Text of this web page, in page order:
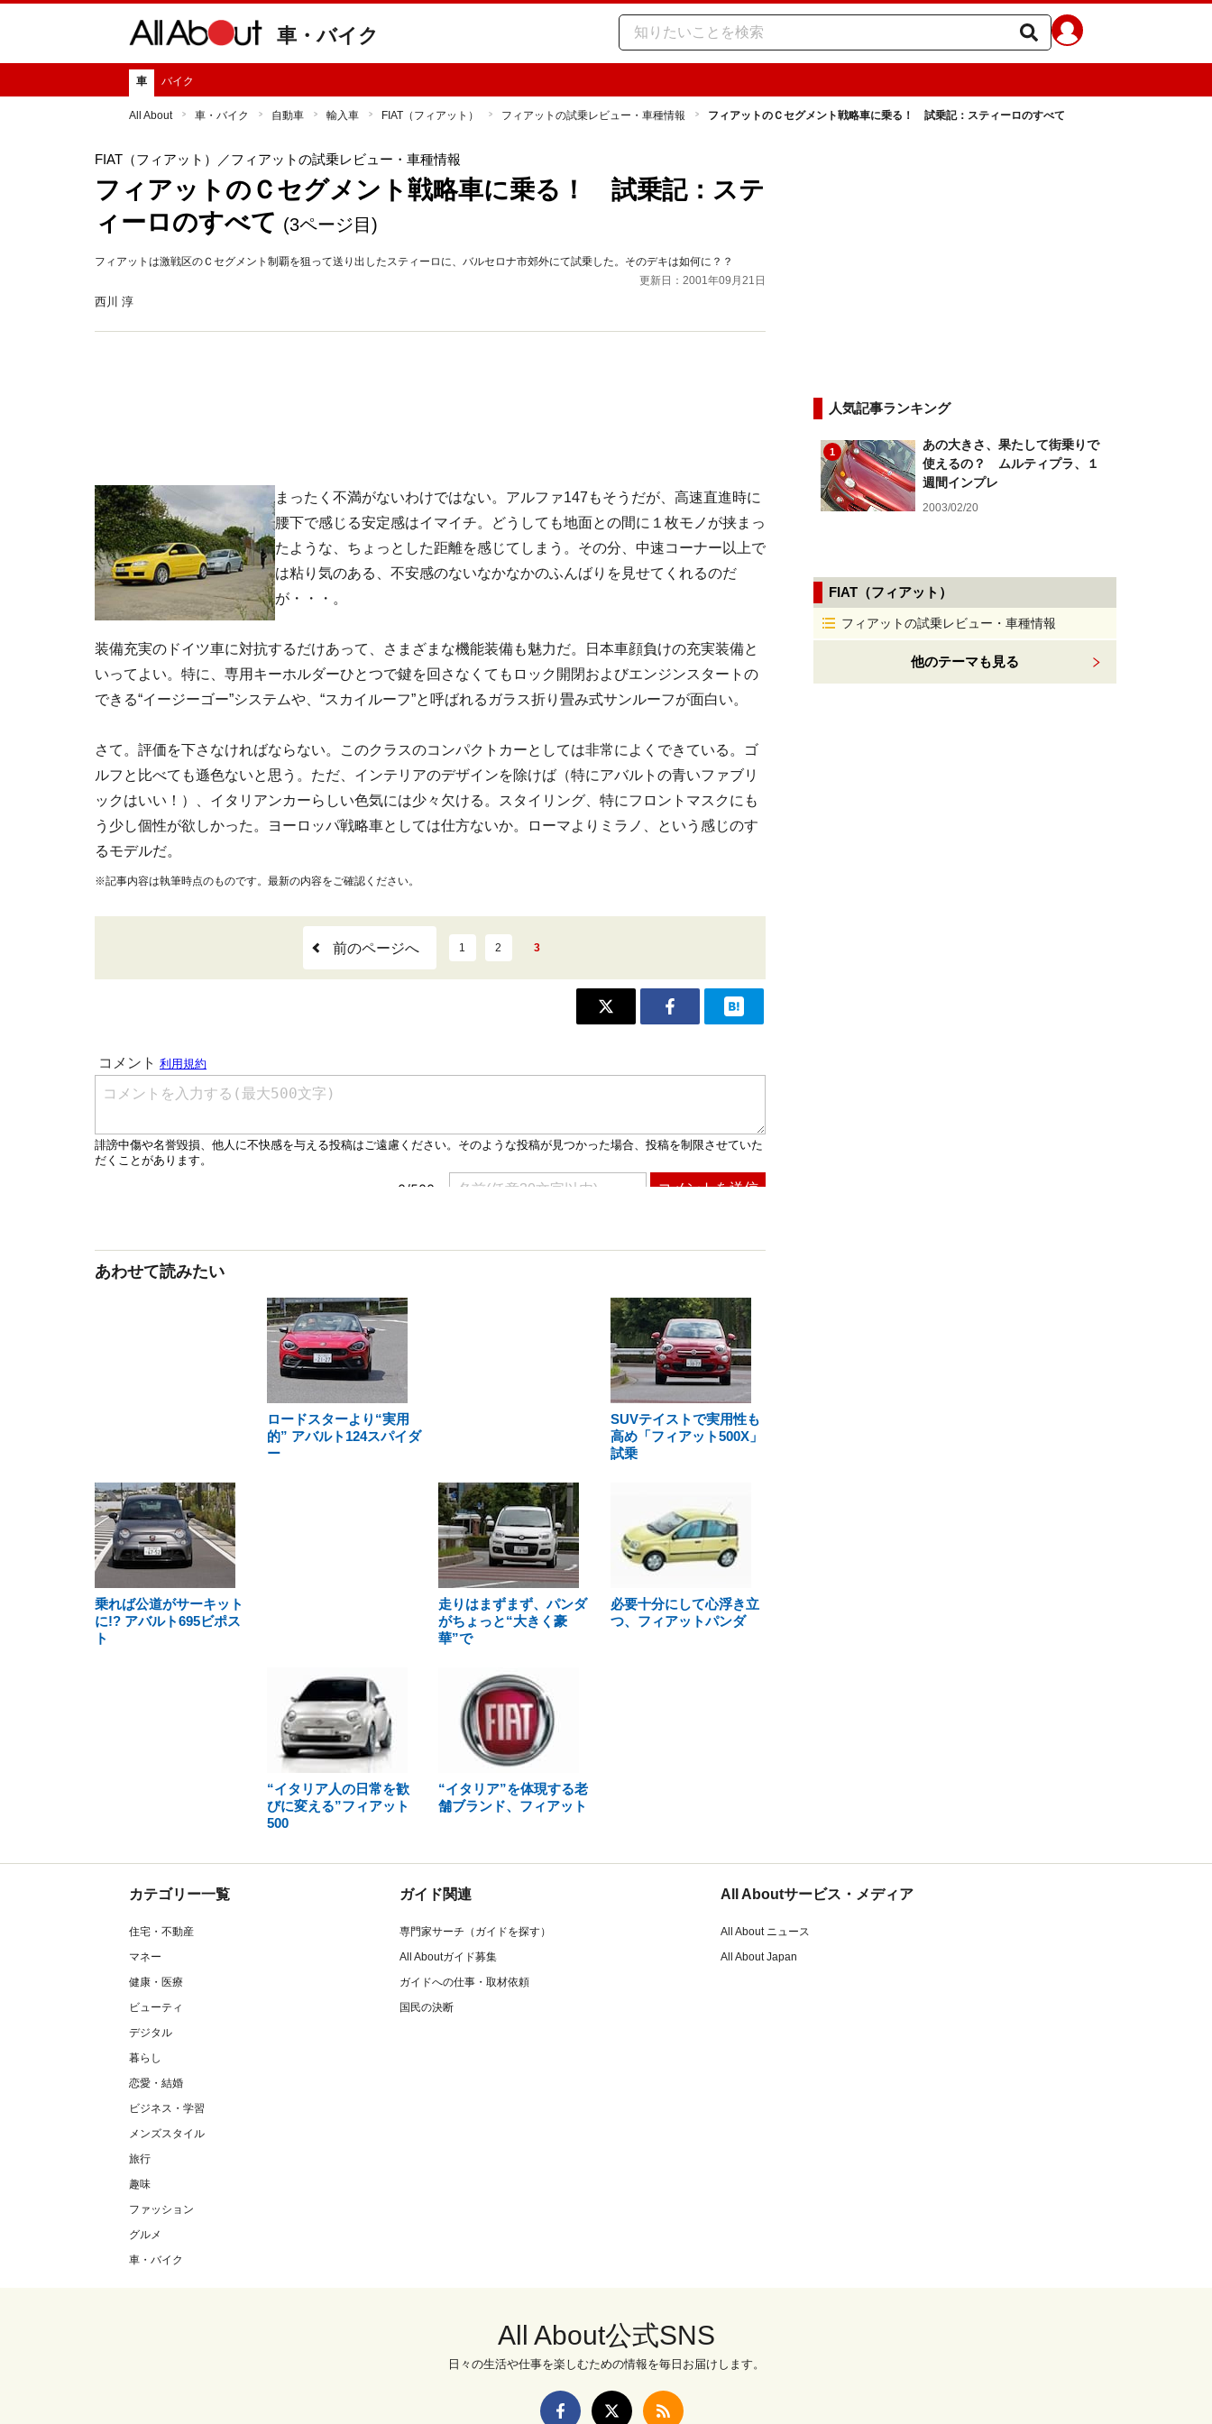
車・バイク
車 バイク
All About 車・バイク 自動車 輸入車 FIAT（フィアット） フィアットの試乗レビュー・車種情報 フィアットのＣセグメント戦略車に乗る！ 試乗記：スティーロのすべて
FIAT（フィアット） ／フィアットの試乗レビュー・車種情報
フィアットのＣセグメント戦略車に乗る！ 試乗記：ステ
ィーロのすべて (3ページ目)
フィアットは激戦区のＣセグメント制覇を狙って送り出したスティーロに、バルセロナ市郊外にて試乗した。そのデキは如何に？？
更新日：2001年09月21日
西川 淳
まったく不満がないわけではない。アルファ147もそうだが、高速直進時に
腰下で感じる安定感はイマイチ。どうしても地面との間に１枚モノが挟まっ
たような、ちょっとした距離を感じてしまう。その分、中速コーナー以上で
は粘り気のある、不安感のないなかなかのふんばりを見せてくれるのだ
が・・・。
装備充実のドイツ車に対抗するだけあって、さまざまな機能装備も魅力だ。日本車顔負けの充実装備と
いってよい。特に、専用キーホルダーひとつで鍵を回さなくてもロック開閉およびエンジンスタートの
できる“イージーゴー”システムや、“スカイルーフ”と呼ばれるガラス折り畳み式サンルーフが面白い。
さて。評価を下さなければならない。このクラスのコンパクトカーとしては非常によくできている。ゴ
ルフと比べても遜色ないと思う。ただ、インテリアのデザインを除けば（特にアバルトの青いファブリ
ックはいい！）、イタリアンカーらしい色気には少々欠ける。スタイリング、特にフロントマスクにも
う少し個性が欲しかった。ヨーロッパ戦略車としては仕方ないか。ローマよりミラノ、という感じのす
るモデルだ。
※記事内容は執筆時点のものです。最新の内容をご確認ください。
前のページへ 1 2 3
あわせて読みたい
ロードスターより“実用
的” アバルト124スパイダ
ー
SUVテイストで実用性も
高め「フィアット500X」
試乗
乗れば公道がサーキット
に!? アバルト695ビポス
ト
走りはまずまず、パンダ
がちょっと“大きく豪
華”で
必要十分にして心浮き立
つ、フィアットパンダ
“イタリア人の日常を歓
びに変える”フィアット
500
“イタリア”を体現する老
舗ブランド、フィアット
人気記事ランキング
1
あの大きさ、果たして街乗りで
使えるの？ ムルティプラ、１
週間インプレ
2003/02/20
FIAT（フィアット）
フィアットの試乗レビュー・車種情報
他のテーマも見る
カテゴリー一覧
住宅・不動産
マネー
健康・医療
ビューティ
デジタル
暮らし
恋愛・結婚
ビジネス・学習
メンズスタイル
旅行
趣味
ファッション
グルメ
車・バイク
ガイド関連
専門家サーチ（ガイドを探す）
All Aboutガイド募集
ガイドへの仕事・取材依頼
国民の決断
All Aboutサービス・メディア
All About ニュース
All About Japan
All About公式SNS
日々の生活や仕事を楽しむための情報を毎日お届けします。